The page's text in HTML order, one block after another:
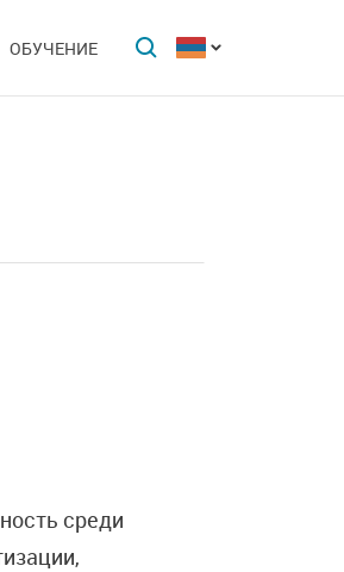
ОБУЧЕНИЕ
среди